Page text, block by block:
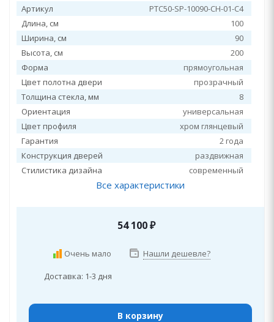
Артикул
PTC50-SP-10090-CH-01-C4
Длина, см
100
Ширина, см
90
Высота, см
200
Форма
прямоугольная
Цвет полотна двери
прозрачный
Толщина стекла, мм
8
Ориентация
универсальная
Цвет профиля
хром глянцевый
Гарантия
2 года
Конструкция дверей
раздвижная
Стилистика дизайна
современный
Все характеристики
54 100₽
Очень мало Нашли дешевле?
Доставка: 1-3 дня
В корзину